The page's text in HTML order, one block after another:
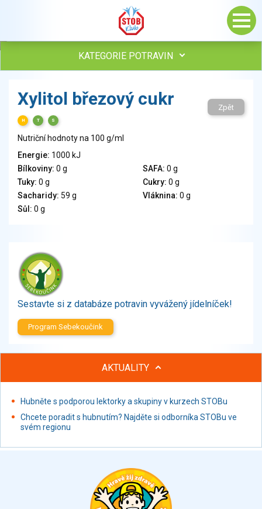
KATEGORIE POTRAVIN
Vejce
Mléko
Veganské a vegetariánské výrobky
Tuky
Obiloviny, mouka, cereální výrobky
Chléb, pečivo, křehké chleby, pufované výrobky
Ořechy, semena
Zelenina
Brambory, luštěniny, houby
Sladkosti, slané výrobky
Ochucovadla, přísady, sladidla
Proteinové výrobky, doplňky stravy
Nápoje alkoholické
Restaurace, jídelny, hotová jídla
Fastfood
Studená kuchyně, lahůdkářské výrobky
Xylitol březový cukr
H T S
Zpět
Nutriční hodnoty na 100 g/ml
Energie: 1000 kJ
Bílkoviny: 0 g SAFA: 0 g
Tuky: 0 g Cukry: 0 g
Sacharidy: 59 g Vláknina: 0 g
Sůl: 0 g
Sestavte si z databáze potravin vyvážený jídelníček!
Program Sebekoučink
AKTUALITY
Hubněte s podporou lektorky a skupiny v kurzech STOBu
Chcete poradit s hubnutím? Najděte si odborníka STOBu ve
svém regionu